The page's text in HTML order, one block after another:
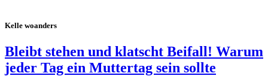
Kelle woanders
Bleibt stehen und klatscht Beifall! Warum
jeder Tag ein Muttertag sein sollte